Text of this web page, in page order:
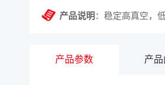
产品说明 ：稳定高真空，
产品参数 产